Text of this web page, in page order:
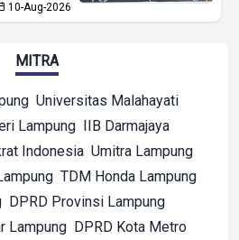
10-Aug-2026
MITRA
Universitas Malahayati
Lampung IIB Darmajaya
Indonesia Umitra Lampung
TDM Honda Lampung
DPRD Provinsi Lampung
Lampung DPRD Kota Metro